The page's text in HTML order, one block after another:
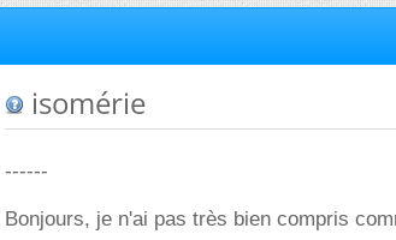
isomérie
------
Bonjours, je n'ai pas très bien compris